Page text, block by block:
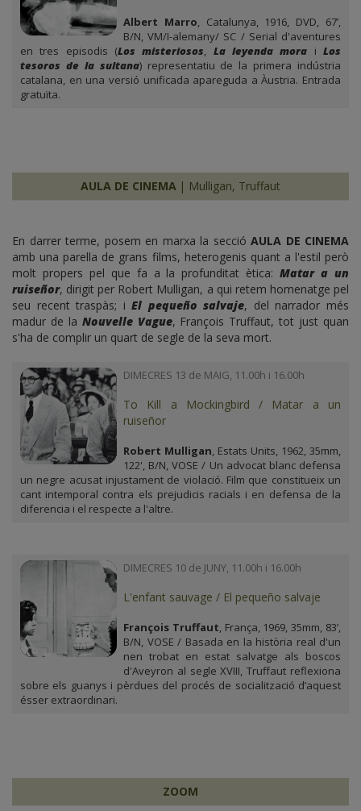
Albert Marro , Catalunya, 1916, DVD, 67’,
B/N, VM/I-alemany/ SC / Serial d'aventures
en tres episodis (Los misteriosos La leyenda mora iLos
tesoros de la sultana) representatiu de la primera indústria
catalana, en una versió unificada apareguda a Àustria. Entrada
gratuïta.
AULA DE CINEMA | Mulligan, Truffaut
En darrer terme, posem en marxa la secció AULA DE CINEMA
amb una parella de grans films, heterogenis quant a l'estil però
molt propers pel que fa a la profunditat ètica:Matar a un
ruiseñor, dirigit per Robert Mulligan, a qui retem homenatge pel
seu recent traspàs; iEl pequeño salvaje, del narrador més
madur de la Nouvelle Vague, François Truffaut, tot just quan
s'ha de complir un quart de segle de la seva mort.
DIMECRES 13 de MAIG, 11.00h i 16.00h
To Kill a Mockingbird / Matar a un
ruiseñor
Robert Mulligan , Estats Units, 1962, 35mm,
122', B/N, VOSE / Un advocat blanc defensa
un negre acusat injustament de violació. Film que constitueix un
cant intemporal contra els prejudicis racials i en defensa de la
diferencia i el respecte a l'altre.
DIMECRES 10 de JUNY, 11.00h i 16.00h
L'enfant sauvage / El pequeño salvaje
François Truffaut , França, 1969, 35mm, 83’,
B/N, VOSE / Basada en la història real d'un
nen trobat en estat salvatge als boscos
d'Aveyron al segle XVIII, Truffaut reflexiona
sobre els guanys i pèrdues del procés de socialització d’aquest
ésser extraordinari.
ZOOM